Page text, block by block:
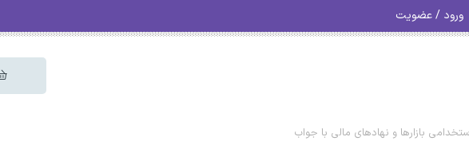
ورود / عضویت
بازارها و نهادهای مالی با جواب